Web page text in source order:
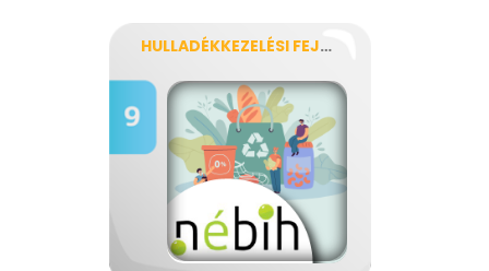
HULLADÉKKEZELÉSI FEJTÖRŐ